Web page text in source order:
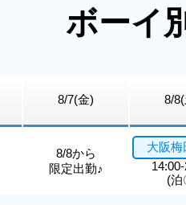
ボーイ
8/7(金) 8/
8/8から
限定出勤♪
大阪梅
(泊